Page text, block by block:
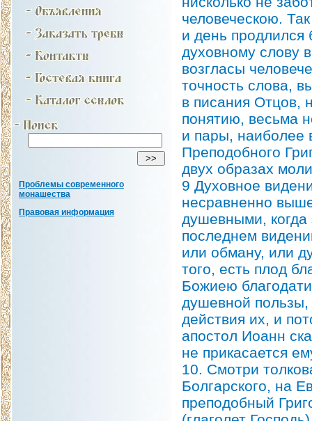
Проблемы современного
монашества
Правовая информация
человеческою.
и день продлился
духовному слову
возгласы
точность слова,
в писания Отцов,
понятию, весьма
и пары, наиболее
Преподобного
двух образах
9 Духовное
несравненно
душевными, когда
последнем
или обману, или
того, есть плод
Божиею
душевной пользы,
действия их, и
апостол Иоанн
не прикасается
10. Смотри
Болгарского, на
преподобный